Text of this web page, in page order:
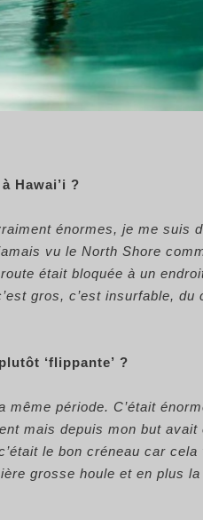
Hawai’i ?
énormes, je me suis
vu le North Shore
était bloquée à un
gros, c’est insurfable, du
‘flippante’ ?
période. C’était
mais depuis mon but
le bon créneau car
grosse houle et en plus